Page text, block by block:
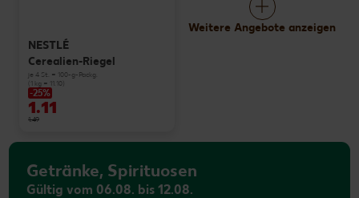
NESTLÉ
Cerealien-Riegel
je 4 St. = 100-g-Packg.
(1 kg = 11.10)
-25%
1.11
1.49
Weitere Angebote anzeigen
Getränke, Spirituosen
Gültig vom 06.08. bis 12.08.